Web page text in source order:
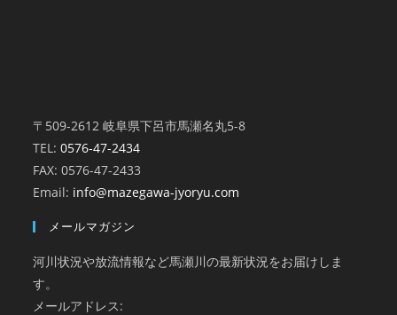
〒509-2612 岐阜県下呂市馬瀬名丸5-8
TEL:0576-47-2434
FAX: 0576-47-2433
Email: info@mazegawa-jyoryu.com
メールマガジン
河川状況や放流情報など馬瀬川の最新状況をお届けしま
す。
メールアドレス: